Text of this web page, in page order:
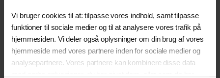
Vi bruger cookies til at: tilpasse vores indhold, samt tilpasse
funktioner til sociale medier og til at analysere vores trafik på
hjemmesiden. Vi deler også oplysninger om din brug af vores
hjemmeside med vores partnere inden for sociale medier og
analysepartnere. Vores partnere kan kombinere disse data